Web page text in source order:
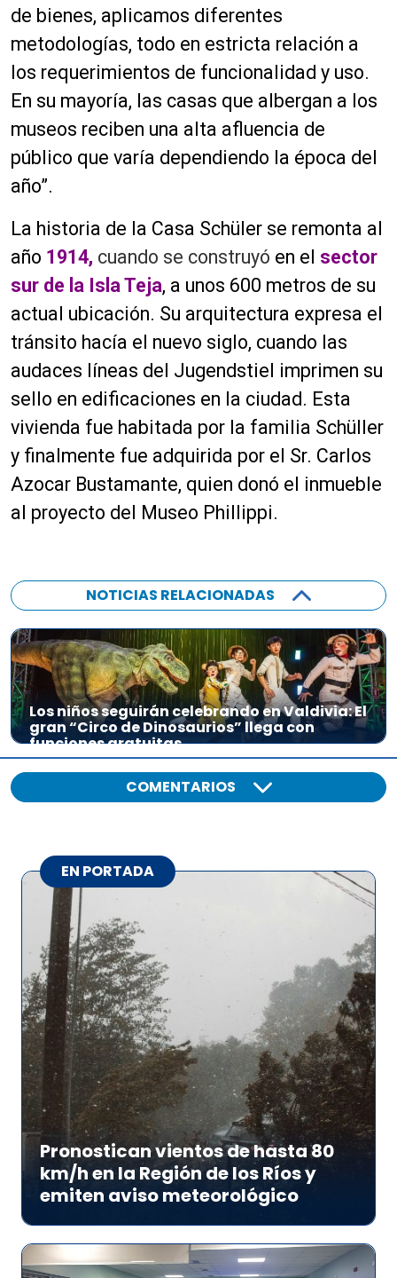
de bienes, aplicamos diferentes
metodologías, todo en estricta relación a
los requerimientos de funcionalidad y uso.
En su mayoría, las casas que albergan a los
museos reciben una alta afluencia de
público que varía dependiendo la época del
año”.
La historia de la Casa Schüler se remonta al
año 1914, cuando se construyó en el sector
sur de la Isla Teja, a unos 600 metros de su
actual ubicación. Su arquitectura expresa el
tránsito hacía el nuevo siglo, cuando las
audaces líneas del Jugendstiel imprimen su
sello en edificaciones en la ciudad. Esta
vivienda fue habitada por la familia Schüller
y finalmente fue adquirida por el Sr. Carlos
Azocar Bustamante, quien donó el inmueble
al proyecto del Museo Phillippi.
NOTICIAS RELACIONADAS
Los niños seguirán celebrando en Valdivia: El
gran “Circo de Dinosaurios” llega con
funciones gratuitas
COMENTARIOS
EN PORTADA
Pronostican vientos de hasta 80
km/h en la Región de los Ríos y
emiten aviso meteorológico